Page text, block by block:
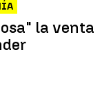
la venta